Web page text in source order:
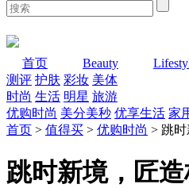
首页 Beauty
测评 护肤 彩妆 美体
时尚 生活 明星 旅游
优购时尚 美分美秒 优享生活 家
首页 > 值得买 > 优购时尚 > 跳时
跳时新境，匠